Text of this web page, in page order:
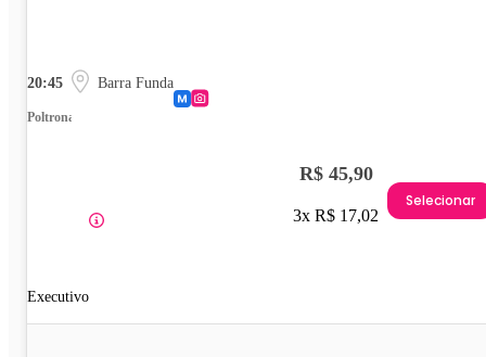
20:45 Barra Funda
Poltrona
Executivo
R$ 45,90
3x R$ 17,02
Selecionar